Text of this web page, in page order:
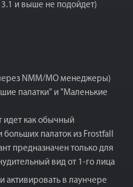
и выше не подойдет)
NMM/MO менеджеры)
палатки" и "Маленькие
идет как обычный
палаток из Frostfall
предназначен только для
вид от 1-го лица
активировать в лаунчере